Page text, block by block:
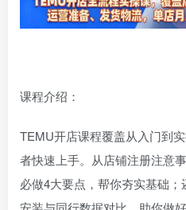
课程介绍：
TEMU开店课程覆盖从入门到
者快速上手。从店铺注册注意
必做4大要点，帮你夯实基础